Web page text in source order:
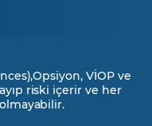
VİOP ve
riski içerir ve her